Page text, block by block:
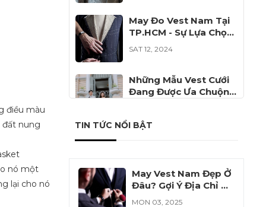
điều màu
đất nung
nó một
lại cho nó
May Đo Vest Nam Tại
TP.HCM - Sự Lựa Chọn
Hoàn Hảo Cho Phái
Mạnh
SAT 12, 2024
Những Mẫu Vest Cưới
Đang Được Ưa Chuộng
TIN TỨC NỔI BẬT
May Vest Nam Đẹp Ở
Đâu? Gợi Ý Địa Chỉ Uy
Tín Cho Bạn
MON 03, 2025